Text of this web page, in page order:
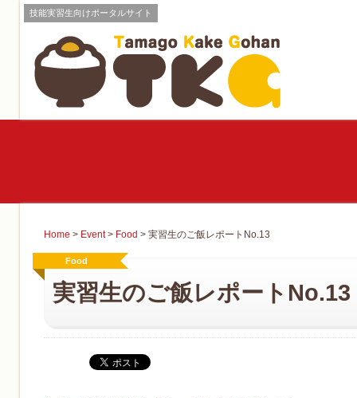
技能実習生向けポータルサイト
Home > Event> Food > 実習生のご飯レポートNo.13
Food
実習生のご飯レポートNo.13